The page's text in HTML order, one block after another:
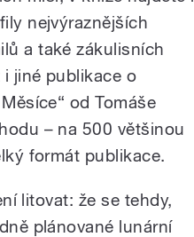
nejvýraznějších
a také zákulisních
jiné publikace o
od Tomáše
– na 500 většinou
formát publikace.
litovat: že se tehdy,
plánované lunární